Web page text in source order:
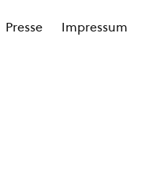
Presse Impressum